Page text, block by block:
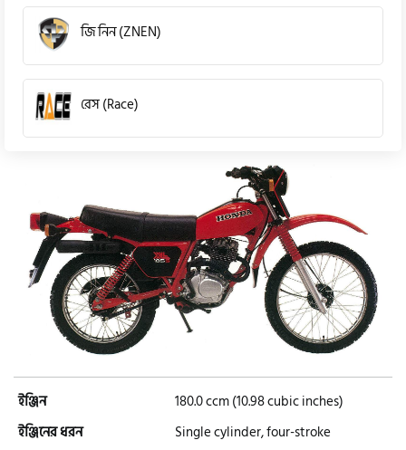
জি নিন (ZNEN)
রেস (Race)
পেগাসাস (Pagasus)
এইচ পাওয়ার (H. Power)
ইঞ্জিন
180.0 ccm (10.98 cubic inches)
ইঞ্জিনের ধরন
Single cylinder, four-stroke